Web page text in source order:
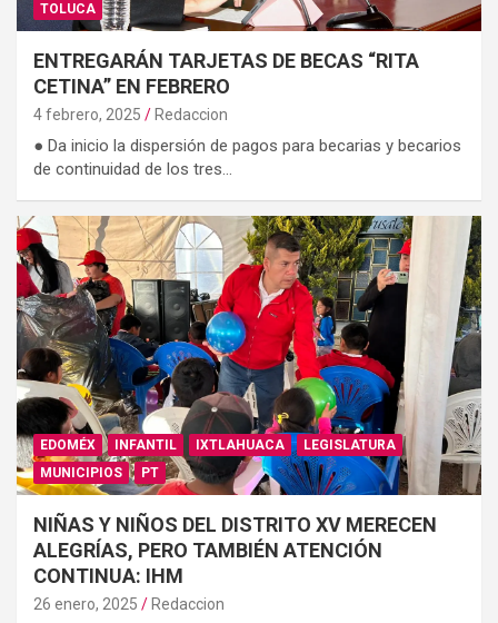
TOLUCA
ENTREGARÁN TARJETAS DE BECAS “RITA
CETINA” EN FEBRERO
4 febrero, 2025 Redaccion
● Da inicio la dispersión de pagos para becarias y becarios
de continuidad de los tres…
EDOMÉX INFANTIL IXTLAHUACA
LEGISLATURA
MUNICIPIOS
PT
NIÑAS Y NIÑOS DEL DISTRITO XV MERECEN
ALEGRÍAS, PERO TAMBIÉN ATENCIÓN
CONTINUA: IHM
26 enero, 2025 Redaccion